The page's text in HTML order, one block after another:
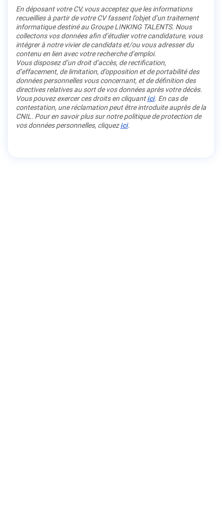
En déposant votre CV, vous acceptez que les informations
recueillies à partir de votre CV fassent l’objet d’un traitement
informatique destiné au Groupe LINKING TALENTS. Nous
collectons vos données afin d’étudier votre candidature, vous
intégrer à notre vivier de candidats et/ou vous adresser du
contenu en lien avec votre recherche d’emploi.
Vous disposez d’un droit d’accès, de rectification,
d’effacement, de limitation, d’opposition et de portabilité des
données personnelles vous concernant, et de définition des
directives relatives au sort de vos données après votre décès.
Vous pouvez exercer ces droits en cliquantici. En cas de
contestation, une réclamation peut être introduite auprès de la
CNIL. Pour en savoir plus sur notre politique de protection de
vos données personnelles, cliquezici.